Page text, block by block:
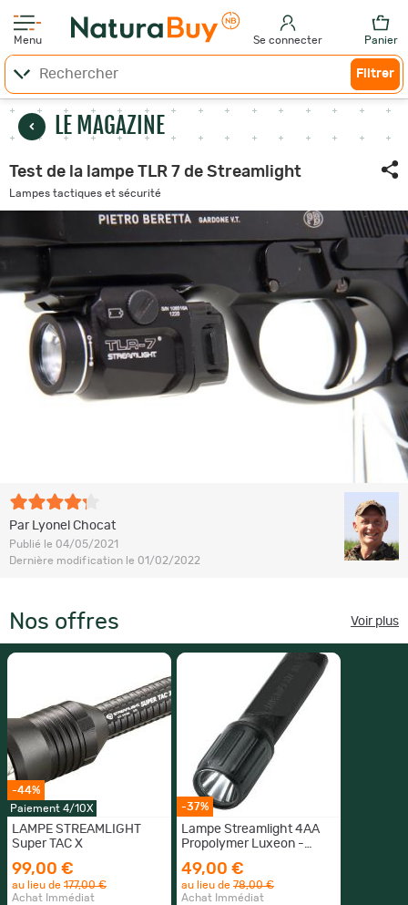
Menu Se connecter Panier
Filtrer
LE MAGAZINE
Test de la lampe TLR 7 de Streamlight
Lampes tactiques et sécurité
Par Lyonel Chocat
Publié le 04/05/2021
Dernière modification le 01/02/2022
Nos offres Voir plus
-44%
Paiement 4/10X
LAMPE STREAMLIGHT
Super TAC X
99,00 €
au lieu de 177,00 €
Achat Immédiat
-37%
Lampe Streamlight 4AA
Propolymer Luxeon -
49,00 €
au lieu de 78,00 €
Achat Immédiat